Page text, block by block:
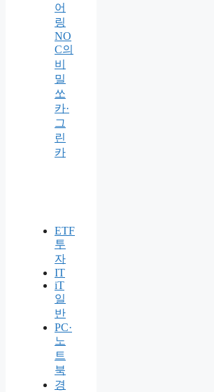
어
링
NO
C의
비
밀
쏘
카·
그
린
카
ETF
투
자
IT
iT
일
반
PC·
노
트
북
경